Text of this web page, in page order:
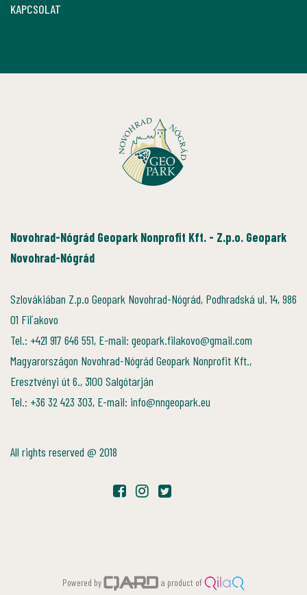
KAPCSOLAT
Novohrad-Nógrád Geopark Nonprofit Kft. - Z.p.o. Geopark
Novohrad-Nógrád
Szlovákiában Z.p.o Geopark Novohrad-Nógrád, Podhradská ul. 14, 986
01 Fiľakovo
Tel.: +421 917 646 551, E-mail: geopark.filakovo@gmail.com
Magyarországon Novohrad-Nógrád Geopark Nonprofit Kft.,
Eresztvényi út 6., 3100 Salgótarján
Tel.: +36 32 423 303, E-mail: info@nngeopark.eu
All rights reserved @ 2018
Powered by a product of